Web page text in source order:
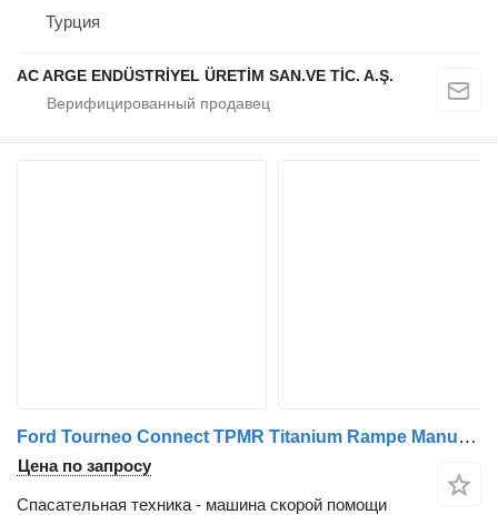
Турция
AC ARGE ENDÜSTRİYEL ÜRETİM SAN.VE TİC. A.Ş.
Ford Tourneo Connect TPMR Titanium Rampe Manuelle
Цена по запросу
Спасательная техника - машина скорой помощи